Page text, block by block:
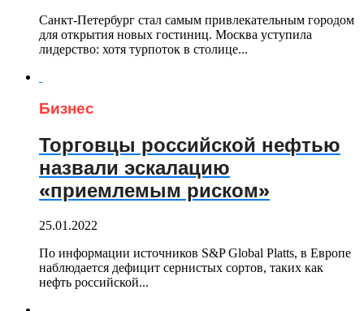
Санкт-Петербург стал самым привлекательным городом
для открытия новых гостиниц. Москва уступила
лидерство: хотя турпоток в столице...
Бизнес
Торговцы российской нефтью
назвали эскалацию
«приемлемым риском»
25.01.2022
По информации источников S&P Global Platts, в Европе
наблюдается дефицит сернистых сортов, таких как
нефть российской...